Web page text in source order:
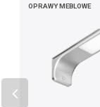
OPRAWY MEBLOWE